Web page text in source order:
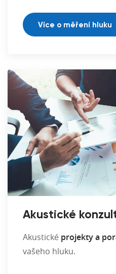
Více o měření hluku
Akustické
Akustické projekty a
vašeho hluku.